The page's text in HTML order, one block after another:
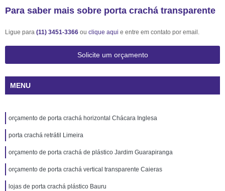
Para saber mais sobre porta crachá transparente
Ligue para (11) 3451-3366 ou clique aqui e entre em contato por email.
Solicite um orçamento
MENU
orçamento de porta crachá horizontal Chácara Inglesa
porta crachá retrátil Limeira
orçamento de porta crachá de plástico Jardim Guarapiranga
orçamento de porta crachá vertical transparente Caieras
lojas de porta crachá plástico Bauru